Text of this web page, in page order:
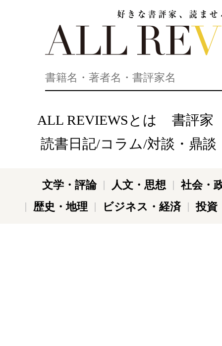
ALL REVIEWSとは
書評家
読書日記/コラム/対談・鼎談
文学・評論 人文・思想
社会・
歴史・地理
ビジネス・経済 投資